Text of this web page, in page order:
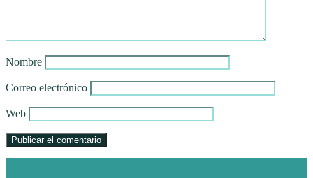
Nombre
Correo electrónico
Web